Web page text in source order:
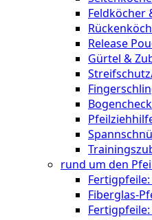
Feldköcher
Release
Gürtel &
rund um den
Fiberglas-